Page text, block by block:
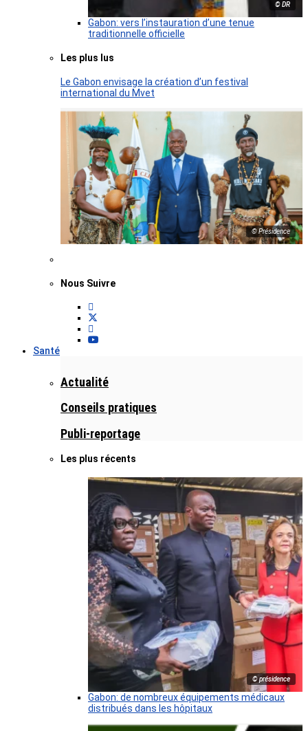
© DR
Gabon: vers l’instauration d’une tenue
traditionnelle officielle
Les plus lus
Le Gabon envisage la création d’un festival
international du Mvet
© Présidence
Nous Suivre
Santé
Actualité
Conseils pratiques
Publi-reportage
Les plus récents
© présidence
Gabon: de nombreux équipements médicaux
distribués dans les hôpitaux